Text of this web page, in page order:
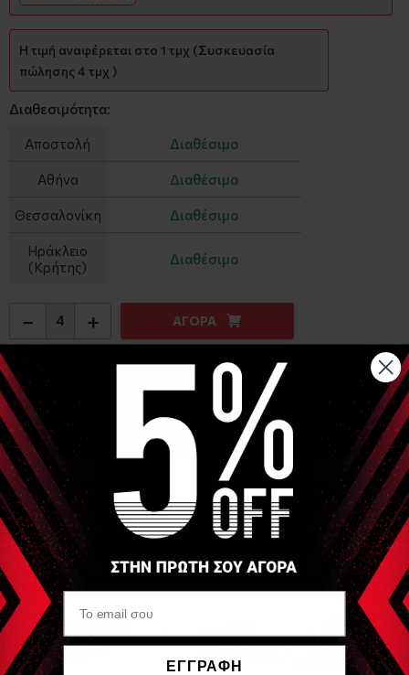
Η τιμή αναφέρεται στο 1 τμχ (Συσκευασία
πώλησης 4 τμχ )
Διαθεσιμότητα:
Αποστολή Διαθέσιμο
Αθήνα Διαθέσιμο
Θεσσαλονίκη Διαθέσιμο
Ηράκλειο
(Κρήτης)
Διαθέσιμο
− + ΑΓΟΡΑ
Αναλυτική Περιγραφή
Αναλώσιμα αυτοκόλλητα ηλεκτρόδια με επικάλυψη gel για
ηλεκτροδιέγερση
Σύνδεση με clip
Μέγεθος : 45x98mm
Συσκευασία πώλησης : 4 τμχ - Η τιμή αναφέρεται στο τμχ
Είδες Πρόσφατα
ΕΓΓΡΑΦΗ